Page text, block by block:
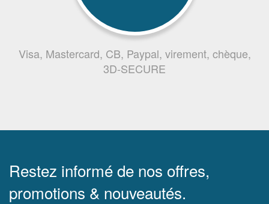
Visa, Mastercard, CB, Paypal, virement, chèque,
3D-SECURE
Restez informé de nos offres,
promotions & nouveautés.